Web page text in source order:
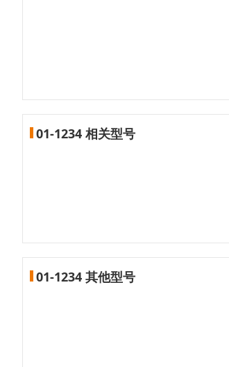
01-1234 相关型号
01-1234 其他型号